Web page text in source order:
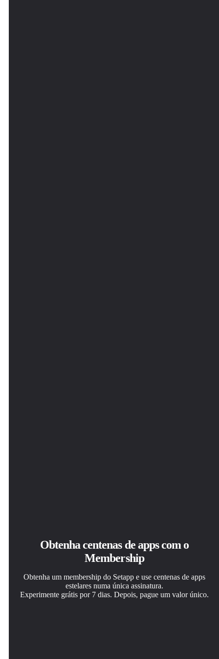
Obtenha centenas de apps com o
Membership
Obtenha um membership do Setapp e use centenas de apps
estelares numa única assinatura.
Experimente grátis por 7 dias. Depois, pague um valor único.